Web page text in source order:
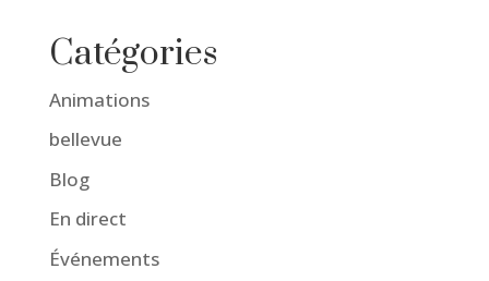
Catégories
Animations
bellevue
Blog
En direct
Événements